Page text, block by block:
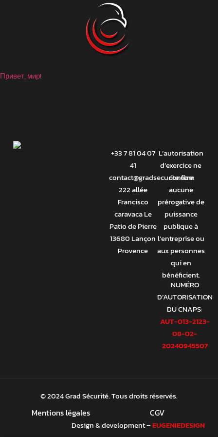
Привет, мир!
L’autorisation
d’exercice ne
confère
aucune
prérogative de
puissance
publique à
l’entreprise ou
aux personnes
qui en
bénéficient.
NUMÉRO
D’AUTORISATION
DU CNAPS:
AUT-013-2123-
08-02-
20240945507
+33 7 81 04 07
41
contact@gradsecurite.com
222 allée
Francisco
caravaca Le
Patio de Pierre
13680 Lançon
Provence
© 2024 Grad Sécurité. Tous droits réservés.
Mentions légales CGV
Design & development –EUGENIEDESIGN
VOUS ÊTES AU BON ENDROIT !
IMAVOV Sécurité est devenu GRAD Sécurité.